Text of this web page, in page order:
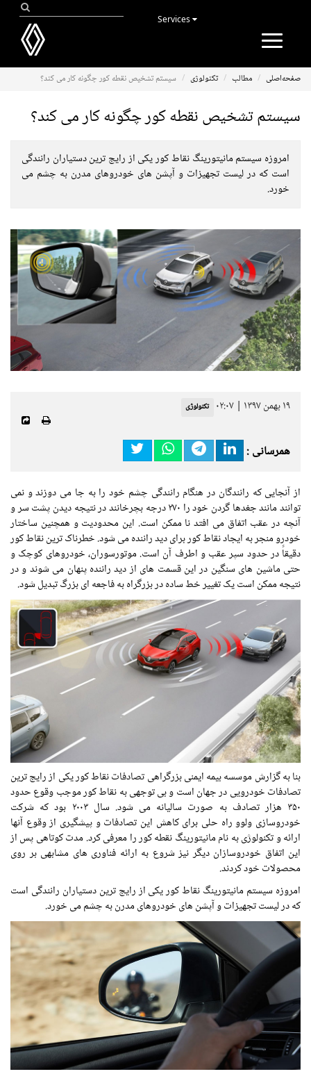
Toggle
صفحه‌اصلی مطالب تکنولوژی سیستم تشخیص نقطه کور چگونه کار می کند؟
سیستم تشخیص نقطه کور چگونه کار می کند؟
امروزه سیستم مانیتورینگ نقاط کور یکی از رایج ترین دستیاران رانندگی
است که در لیست تجهیزات و آپشن های خودروهای مدرن به چشم می
خورد.
۱۹ بهمن ۱۳۹۷ | ۰۲:۰۷ تکنولوژی
همرسانی :
از آنجایی که رانندگان در هنگام رانندگی چشم خود را به جا می دوزند و نمی
توانند مانند جغدها گردن خود را ۲۷۰ درجه بچرخانند در نتیجه دیدن پشت سر و
آنچه در عقب اتفاق می افتد نا ممکن است. این محدودیت و همچنین ساختار
خودرو منجر به ایجاد نقاط کور برای دید راننده می شود. خطرناک ترین نقاط کور
دقیقاً در حدود سپر عقب و اطرف آن است. موتورسوران، خودروهای کوچک و
حتی ماشین های سنگین در این قسمت های از دید راننده پنهان می شوند و در
نتیجه ممکن است یک تغییر خط ساده در بزرگراه به فاجعه ای بزرگ تبدیل شود.
بنا به گزارش موسسه بیمه ایمنی بزرگراهی تصادفات نقاط کور یکی از رایج ترین
تصادفات خودرویی در جهان است و بی توجهی به نقاط کور موجب وقوع حدود
۳۵۰ هزار تصادف به صورت سالیانه می شود. سال ۲۰۰۳ بود که شرکت
خودروسازی ولوو راه حلی برای کاهش این تصادفات و پیشگیری از وقوع آنها
ارائه و تکنولوژی به نام مانیتورینگ نقطه کور را معرفی کرد. مدت کوتاهی پس از
این اتفاق خودروسازان دیگر نیز شروع به ارائه فناوری های مشابهی بر روی
محصولات خود کردند.
امروزه سیستم مانیتورینگ نقاط کور یکی از رایج ترین دستیاران رانندگی است
که در لیست تجهیزات و آپشن های خودروهای مدرن به چشم می خورد.